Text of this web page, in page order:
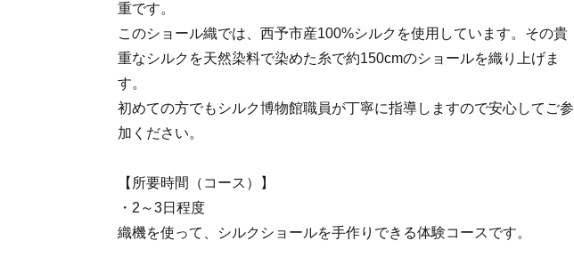
重です。
このショール織では、西予市産100%シルクを使用しています。その貴
重なシルクを天然染料で染めた糸で約150cmのショールを織り上げま
す。
初めての方でもシルク博物館職員が丁寧に指導しますので安心してご参
加ください。
【所要時間（コース）】
・2～3日程度
織機を使って、シルクショールを手作りできる体験コースです。